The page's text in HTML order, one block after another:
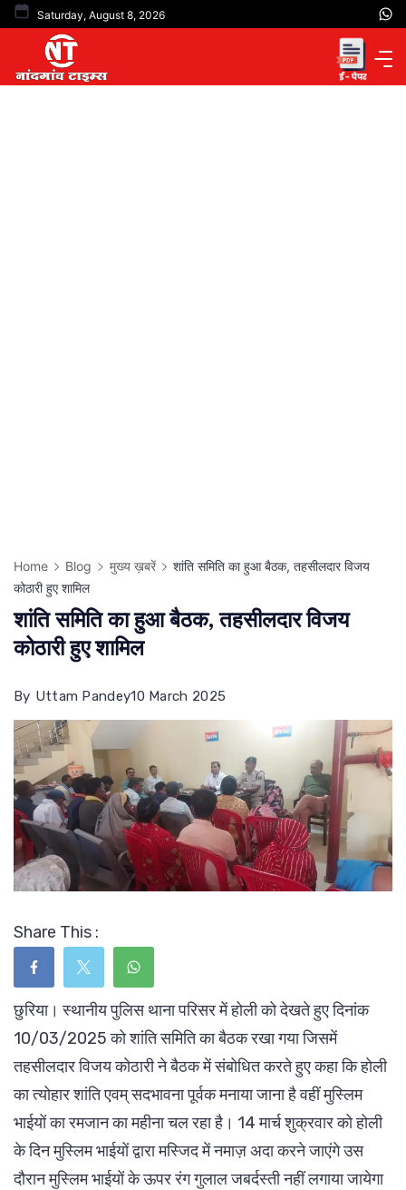
Skip
content
Saturday, August 8, 2026
Home Blog मुख्य ख़बरें
शांति समिति का हुआ बैठक, तहसीलदार विजय
कोठारी हुए शामिल
शांति समिति का हुआ बैठक, तहसीलदार विजय
कोठारी हुए शामिल
By Uttam Pandey10 March 2025
Share This :
छुरिया। स्थानीय पुलिस थाना परिसर में होली को देखते हुए दिनांक
10/03/2025 को शांति समिति का बैठक रखा गया जिसमें
तहसीलदार विजय कोठारी ने बैठक में संबोधित करते हुए कहा कि होली
का त्योहार शांति एवम् सदभावना पूर्वक मनाया जाना है वहीं मुस्लिम
भाईयों का रमजान का महीना चल रहा है। 14 मार्च शुक्रवार को होली
के दिन मुस्लिम भाईयों द्वारा मस्जिद में नमाज़ अदा करने जाएंगे उस
दौरान मुस्लिम भाईयों के ऊपर रंग गुलाल जबर्दस्ती नहीं लगाया जायेगा